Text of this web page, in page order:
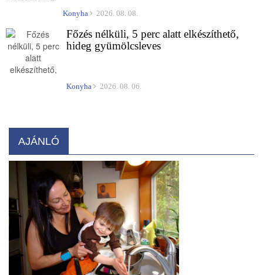
Konyha 2026. 08. 08.
Főzés nélküli, 5 perc alatt elkészíthető,
hideg gyümölcsleves
Konyha 2026. 08. 06.
AJÁNLÓ